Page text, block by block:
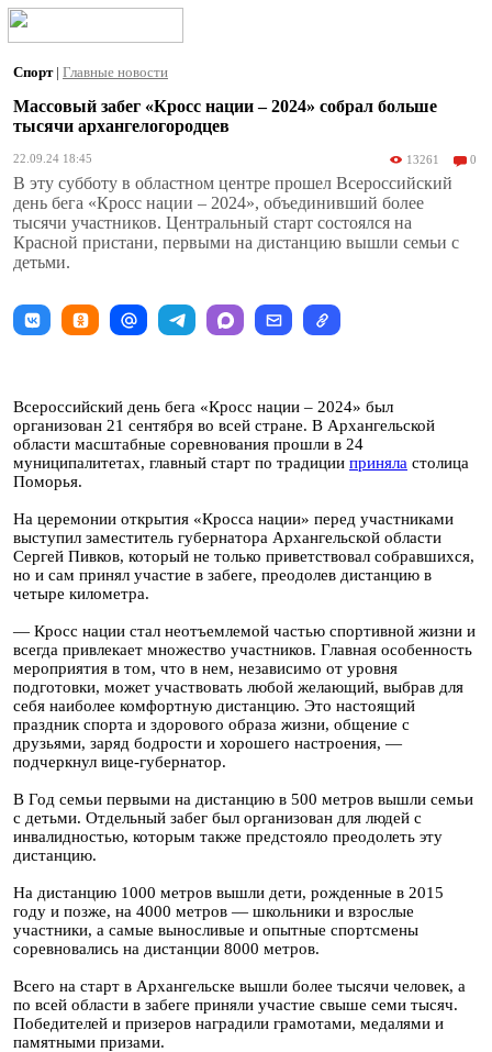
Спорт | Главные новости
Массовый забег «Кросс нации – 2024» собрал больше
тысячи архангелогородцев
22.09.24 18:45 13261 0
В эту субботу в областном центре прошел Всероссийский
день бега «Кросс нации – 2024», объединивший более
тысячи участников. Центральный старт состоялся на
Красной пристани, первыми на дистанцию вышли семьи с
детьми.
Всероссийский день бега «Кросс нации – 2024» был
организован 21 сентября во всей стране. В Архангельской
области масштабные соревнования прошли в 24
муниципалитетах, главный старт по традиции приняла столица
Поморья.
На церемонии открытия «Кросса нации» перед участниками
выступил заместитель губернатора Архангельской области
Сергей Пивков, который не только приветствовал собравшихся,
но и сам принял участие в забеге, преодолев дистанцию в
четыре километра.
— Кросс нации стал неотъемлемой частью спортивной жизни и
всегда привлекает множество участников. Главная особенность
мероприятия в том, что в нем, независимо от уровня
подготовки, может участвовать любой желающий, выбрав для
себя наиболее комфортную дистанцию. Это настоящий
праздник спорта и здорового образа жизни, общение с
друзьями, заряд бодрости и хорошего настроения, —
подчеркнул вице-губернатор.
В Год семьи первыми на дистанцию в 500 метров вышли семьи
с детьми. Отдельный забег был организован для людей с
инвалидностью, которым также предстояло преодолеть эту
дистанцию.
На дистанцию 1000 метров вышли дети, рожденные в 2015
году и позже, на 4000 метров — школьники и взрослые
участники, а самые выносливые и опытные спортсмены
соревновались на дистанции 8000 метров.
Всего на старт в Архангельске вышли более тысячи человек, а
по всей области в забеге приняли участие свыше семи тысяч.
Победителей и призеров наградили грамотами, медалями и
памятными призами.